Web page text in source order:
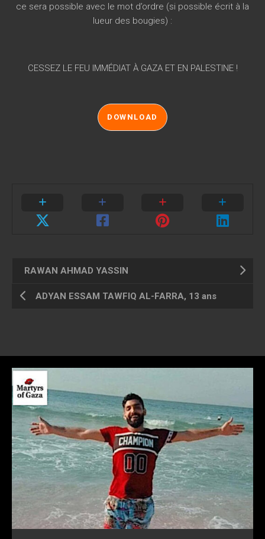
ce sera possible avec le mot d’ordre (si possible écrit à la
lueur des bougies) :
CESSEZ LE FEU IMMÉDIAT À GAZA ET EN PALESTINE !
DOWNLOAD
RAWAN AHMAD YASSIN
ADYAN ESSAM TAWFIQ AL-FARRA, 13 ans